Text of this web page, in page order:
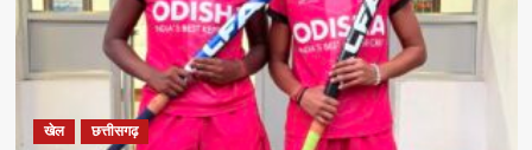
खेल छत्तीसगढ़